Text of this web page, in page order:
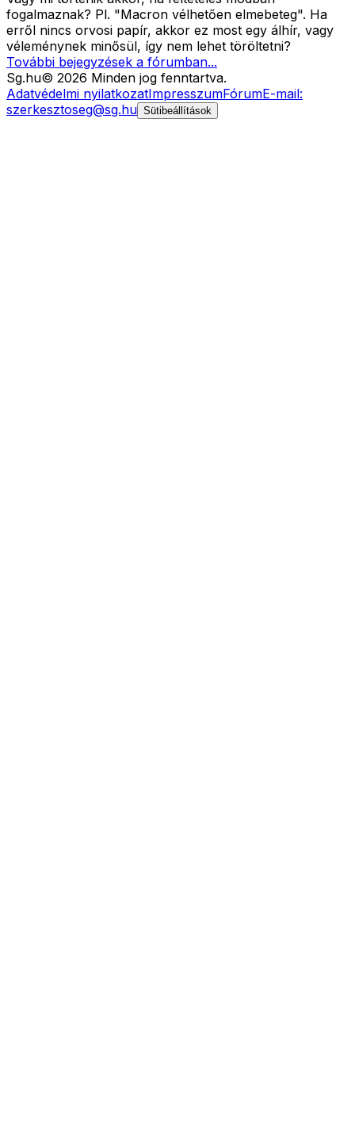
fogalmaznak? Pl. "Macron vélhetően elmebeteg". Ha
erről nincs orvosi papír, akkor ez most egy álhír, vagy
véleménynek minősül, így nem lehet töröltetni?
További bejegyzések a fórumban...
Sg.hu© 2026 Minden jog fenntartva.
Adatvédelmi nyilatkozatImpresszumFórumE-mail:
szerkesztoseg@sg.hu Sütibeállítások